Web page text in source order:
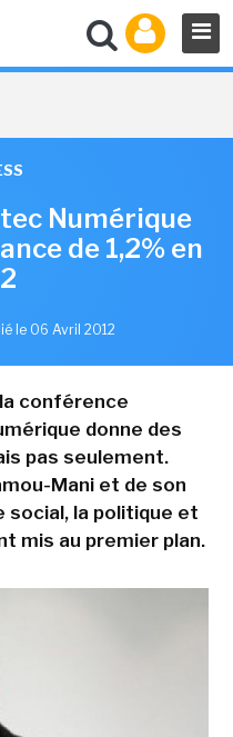
Numérique
de 1,2% en
le 06 Avril 2012
conférence
donne des
pas seulement.
Mani et de son
social, la politique et
mis au premier plan.